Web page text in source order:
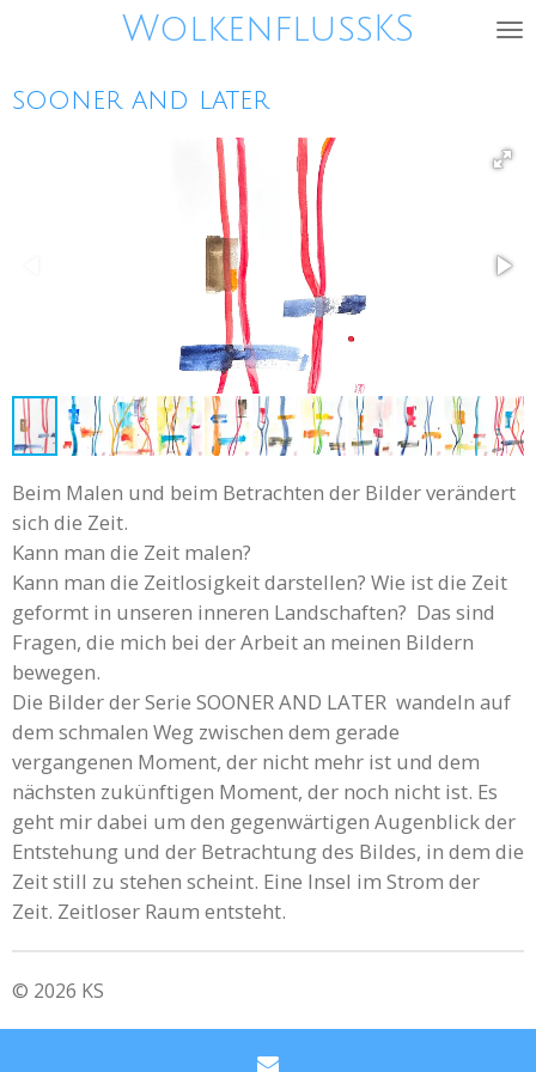
springen
WolkenflussKS
sooner and later
Beim Malen und beim Betrachten der Bilder verändert
sich die Zeit.
Kann man die Zeit malen?
Kann man die Zeitlosigkeit darstellen? Wie ist die Zeit
geformt in unseren inneren Landschaften? Das sind
Fragen, die mich bei der Arbeit an meinen Bildern
bewegen.
Die Bilder der Serie SOONER AND LATER wandeln auf
dem schmalen Weg zwischen dem gerade
vergangenen Moment, der nicht mehr ist und dem
nächsten zukünftigen Moment, der noch nicht ist. Es
geht mir dabei um den gegenwärtigen Augenblick der
Entstehung und der Betrachtung des Bildes, in dem die
Zeit still zu stehen scheint. Eine Insel im Strom der
Zeit. Zeitloser Raum entsteht.
© 2026 KS